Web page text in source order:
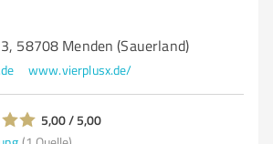
58708 Menden (Sauerland)
www.vierplusx.de/
5,00 / 5,00